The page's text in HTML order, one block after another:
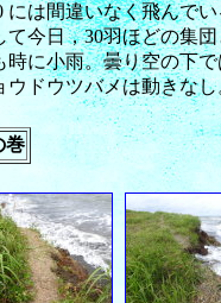
には間違いなく飛んで
て今日，30羽ほどの集
時に小雨。曇り空の下
ウドウツバメは動きなし
巻